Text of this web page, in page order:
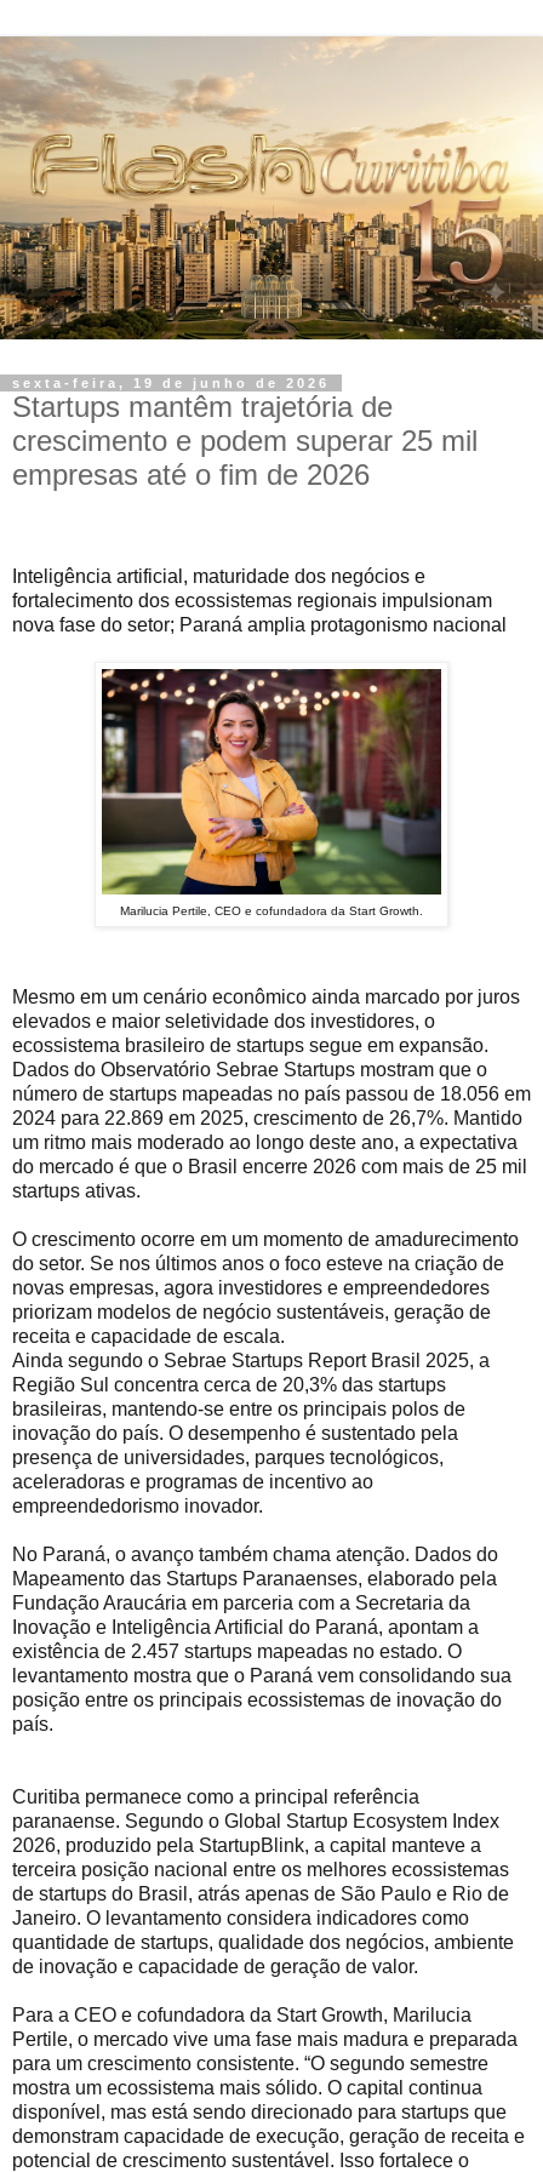
sexta-feira, 19 de junho de 2026
Startups mantêm trajetória de
crescimento e podem superar 25 mil
empresas até o fim de 2026
Inteligência artificial, maturidade dos negócios e
fortalecimento dos ecossistemas regionais impulsionam
nova fase do setor; Paraná amplia protagonismo nacional
Marilucia Pertile, CEO e cofundadora da Start Growth.
Mesmo em um cenário econômico ainda marcado por juros
elevados e maior seletividade dos investidores, o
ecossistema brasileiro de startups segue em expansão.
Dados do Observatório Sebrae Startups mostram que o
número de startups mapeadas no país passou de 18.056 em
2024 para 22.869 em 2025, crescimento de 26,7%. Mantido
um ritmo mais moderado ao longo deste ano, a expectativa
do mercado é que o Brasil encerre 2026 com mais de 25 mil
startups ativas.
O crescimento ocorre em um momento de amadurecimento
do setor. Se nos últimos anos o foco esteve na criação de
novas empresas, agora investidores e empreendedores
priorizam modelos de negócio sustentáveis, geração de
receita e capacidade de escala.
Ainda segundo o Sebrae Startups Report Brasil 2025, a
Região Sul concentra cerca de 20,3% das startups
brasileiras, mantendo-se entre os principais polos de
inovação do país. O desempenho é sustentado pela
presença de universidades, parques tecnológicos,
aceleradoras e programas de incentivo ao
empreendedorismo inovador.
No Paraná, o avanço também chama atenção. Dados do
Mapeamento das Startups Paranaenses, elaborado pela
Fundação Araucária em parceria com a Secretaria da
Inovação e Inteligência Artificial do Paraná, apontam a
existência de 2.457 startups mapeadas no estado. O
levantamento mostra que o Paraná vem consolidando sua
posição entre os principais ecossistemas de inovação do
país.
Curitiba permanece como a principal referência
paranaense. Segundo o Global Startup Ecosystem Index
2026, produzido pela StartupBlink, a capital manteve a
terceira posição nacional entre os melhores ecossistemas
de startups do Brasil, atrás apenas de São Paulo e Rio de
Janeiro. O levantamento considera indicadores como
quantidade de startups, qualidade dos negócios, ambiente
de inovação e capacidade de geração de valor.
Para a CEO e cofundadora da Start Growth, Marilucia
Pertile, o mercado vive uma fase mais madura e preparada
para um crescimento consistente. “O segundo semestre
mostra um ecossistema mais sólido. O capital continua
disponível, mas está sendo direcionado para startups que
demonstram capacidade de execução, geração de receita e
potencial de crescimento sustentável. Isso fortalece o